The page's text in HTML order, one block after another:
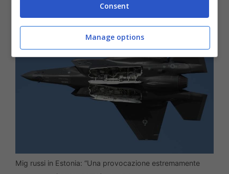
Mig russi in Estonia: “Una provocazione estremamente
Consent
Manage options